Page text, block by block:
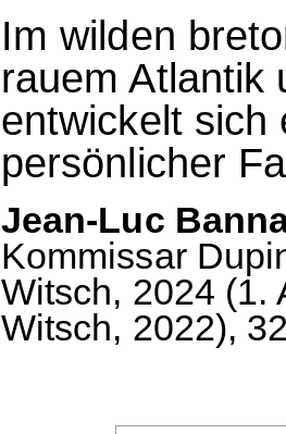
Im wilden
rauem Atlantik
entwickelt sich
persönlicher
Jean-Luc
Kommissar
Witsch, 2024 (1.
Witsch, 2022),